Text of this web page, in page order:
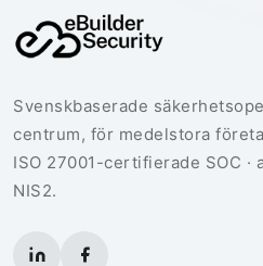
Svenskbaserade
centrum, för medelstora
ISO 27001-certifierade SOC ·
NIS2.